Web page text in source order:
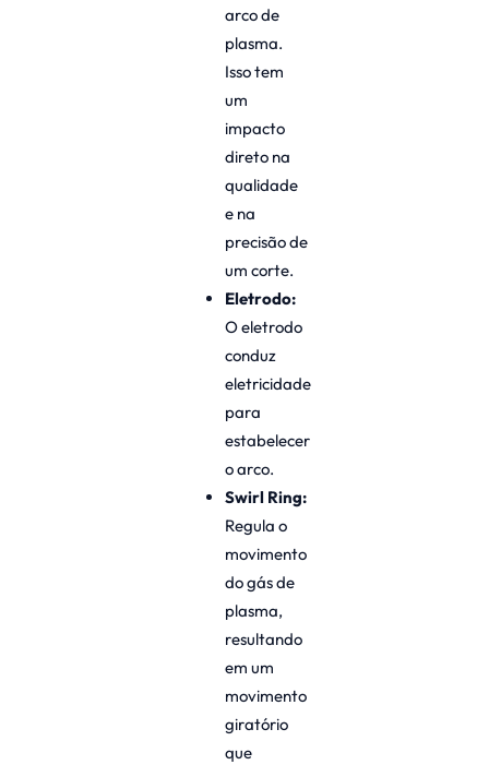
arco de
plasma.
Isso tem
um
impacto
direto na
qualidade
e na
precisão de
um corte.
Eletrodo:
O eletrodo
conduz
eletricidade
para
estabelecer
o arco.
Swirl Ring:
Regula o
movimento
do gás de
plasma,
resultando
em um
movimento
giratório
que